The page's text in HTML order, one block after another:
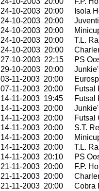
24-10-2003 20:00
Isola
24-10-2003 20:00
24-10-2003 20:00
24-10-2003 20:00
T.L.
24-10-2003 20:00
27-10-2003 22:15
PS
29-10-2003 20:00
03-11-2003 20:00
07-11-2003 20:00
Futsal
14-11-2003 19:45
Futsal
14-11-2003 20:00
14-11-2003 20:00
Futsal
14-11-2003 20:00
S.T.
14-11-2003 20:00
14-11-2003 20:00
T.L.
14-11-2003 20:10
PS
21-11-2003 20:00
F.P.
21-11-2003 20:00
21-11-2003 20:00
Cobra